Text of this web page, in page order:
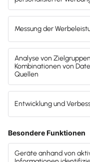
finden und dann
Kopfschmerzen zu
Autor:in:Carola Heine
Veröffentlicht:
Kategorie:
Der smarte
Marketing
Digitale Kanzleien